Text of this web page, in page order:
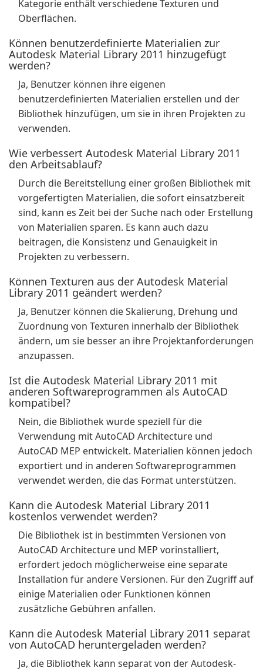
Kategorie enthält verschiedene Texturen und
Oberflächen.
Können benutzerdefinierte Materialien zur
Autodesk Material Library 2011 hinzugefügt
werden?
Ja, Benutzer können ihre eigenen
benutzerdefinierten Materialien erstellen und der
Bibliothek hinzufügen, um sie in ihren Projekten zu
verwenden.
Wie verbessert Autodesk Material Library 2011
den Arbeitsablauf?
Durch die Bereitstellung einer großen Bibliothek mit
vorgefertigten Materialien, die sofort einsatzbereit
sind, kann es Zeit bei der Suche nach oder Erstellung
von Materialien sparen. Es kann auch dazu
beitragen, die Konsistenz und Genauigkeit in
Projekten zu verbessern.
Können Texturen aus der Autodesk Material
Library 2011 geändert werden?
Ja, Benutzer können die Skalierung, Drehung und
Zuordnung von Texturen innerhalb der Bibliothek
ändern, um sie besser an ihre Projektanforderungen
anzupassen.
Ist die Autodesk Material Library 2011 mit
anderen Softwareprogrammen als AutoCAD
kompatibel?
Nein, die Bibliothek wurde speziell für die
Verwendung mit AutoCAD Architecture und
AutoCAD MEP entwickelt. Materialien können jedoch
exportiert und in anderen Softwareprogrammen
verwendet werden, die das Format unterstützen.
Kann die Autodesk Material Library 2011
kostenlos verwendet werden?
Die Bibliothek ist in bestimmten Versionen von
AutoCAD Architecture und MEP vorinstalliert,
erfordert jedoch möglicherweise eine separate
Installation für andere Versionen. Für den Zugriff auf
einige Materialien oder Funktionen können
zusätzliche Gebühren anfallen.
Kann die Autodesk Material Library 2011 separat
von AutoCAD heruntergeladen werden?
Ja, die Bibliothek kann separat von der Autodesk-